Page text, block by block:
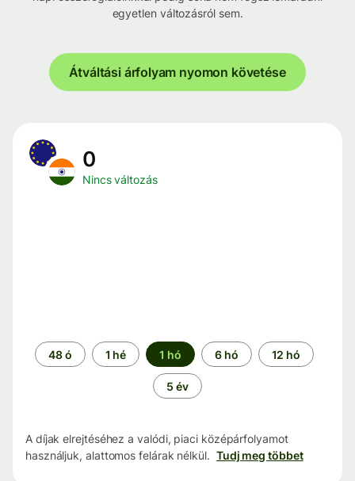
egyetlen változásról sem.
Átváltási árfolyam nyomon követése
0
Nincs változás
Időszak
48 ó 1 hé 1 hó 6 hó 12 hó
5 év
A díjak elrejtéséhez a valódi, piaci középárfolyamot
használjuk, alattomos felárak nélkül. Tudj meg többet